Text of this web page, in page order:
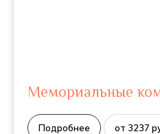
Мемориальные
Подробнее от 3237